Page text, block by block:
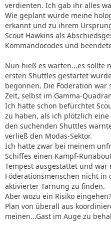
verdienten. Ich gab ihr alles
Wie geplant wurde meine
erkannt und zu ihrem
Scout Hawkins als
Kommandocodes und
Nun hieß es warten...es sollte
ersten Shuttles gestartet
begonnen. Die Föderation
Zeit, selbst im Gamma-
Ich hatte schon befürchtet
zu haben, als ich plötzlich
den suchenden Shuttles
verließ den Modas-Sektor.
Ich hatte zwar bei meinem
Schiffes einen Kampf-
Tempest ausgestattet und war
Föderationsmenschen nicht
aktivierter Tarnung zu finden.
Aber wozu ein Risiko
Plan von überall aus
meinen...Gast im Auge zu